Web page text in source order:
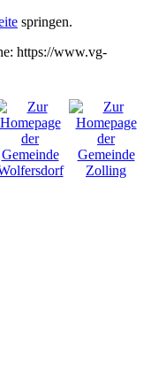
springen.
https://www.vg-